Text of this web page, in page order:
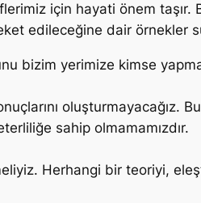
için hayati önem taşır.
edileceğine dair örnekler
bizim yerimize kimse
oluşturmayacağız.
sahip olmamamızdır.
Herhangi bir teoriyi,